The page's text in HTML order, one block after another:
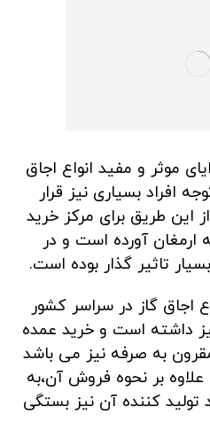
موثر و مفید انواع اجاق
افراد بسیاری نیز قرار
این طریق برای مرکز خرید
آورده است و در
تاثیر گذار بوده است.
اجاق گاز در سراسر کشور
داشته است و خرید عمده
مقرون به صرفه نیز می باشد
بر نحوه فروش آن،به
تولید کننده آن نیز بستگی